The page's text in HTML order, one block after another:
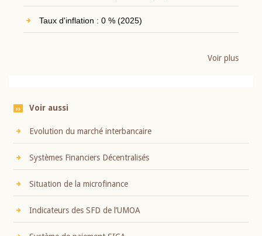
Taux d'inflation : 0 % (2025)
Voir plus
Voir aussi
Evolution du marché interbancaire
Systèmes Financiers Décentralisés
Situation de la microfinance
Indicateurs des SFD de l’UMOA